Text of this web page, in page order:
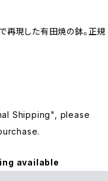
現した有田焼の鉢。正規
Shipping", please
available